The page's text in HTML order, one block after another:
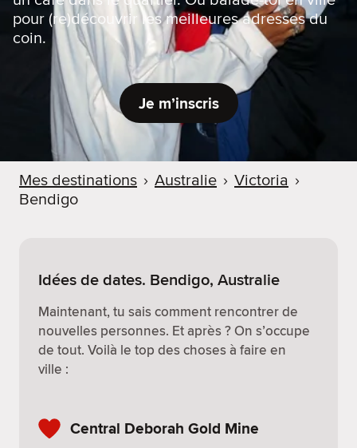
pour (re)découvrir les meilleures adresses du
coin.
Je m’inscris
Mes destinations › Australie › Victoria ›
Bendigo
Idées de dates. Bendigo, Australie
Maintenant, tu sais comment rencontrer de
nouvelles personnes. Et après ? On s’occupe
de tout. Voilà le top des choses à faire en
ville :
Central Deborah Gold Mine